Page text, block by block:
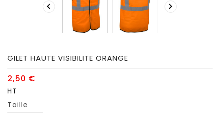
 
GILET HAUTE VISIBILITE ORANGE
2,50 €
HT
Taille